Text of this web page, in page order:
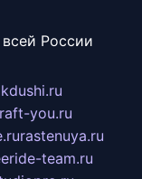
России
you.ru
rastenuya.ru
team.ru